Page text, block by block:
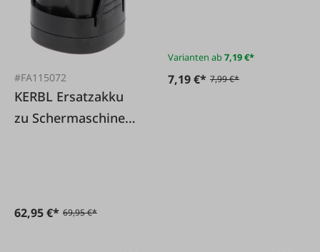
#FA115072
KERBL Ersatzakku
zu Schermaschine
62,95 €* 69,95 €*
Varianten ab7,19 €*
7,19 €* 7,99 €*